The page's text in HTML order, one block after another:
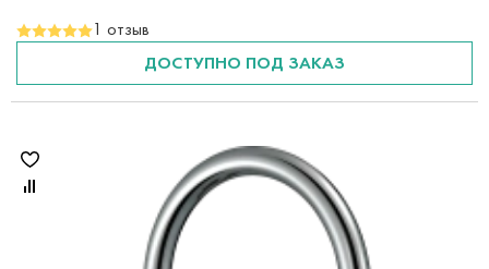
1 отзыв
ДОСТУПНО ПОД ЗАКАЗ